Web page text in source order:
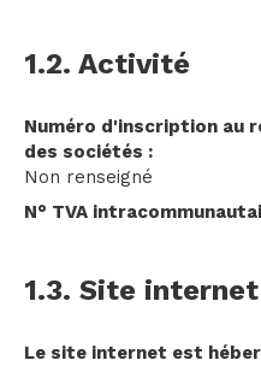
1.2. Activité
Numéro d'inscription au
des sociétés :
Non renseigné
N° TVA
1.3. Site internet
Le site internet est